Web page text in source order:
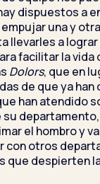
dispuestos a
una y
llevarles a
facilitar la vida
Dolors, que en
de que ya
han atendido
el hombro y
con otros
que despierten